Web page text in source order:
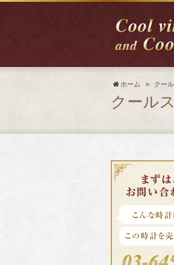
ホーム > クー
クール